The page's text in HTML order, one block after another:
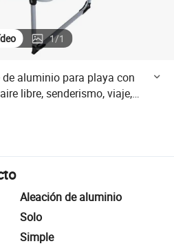
1/1
aluminio para playa con
libre, senderismo, viaje,
Aleación de aluminio
Solo
Simple